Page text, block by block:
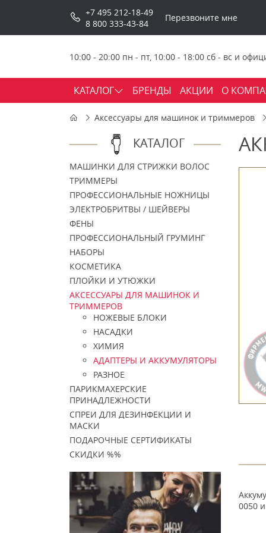
+7 495 212-18-49
8 800 333-43-84
Перезвоните мне
10:00 - 20:00 пн - пт, 10:00 - 18:00 сб - вс и
КАТАЛОГ БРЕНДЫ АКЦИИ О
Аксессуары для машинок и триммеров
КАТАЛОГ
МАШИНКИ ДЛЯ СТРИЖКИ ВОЛОС
ТРИММЕРЫ
ПРОФЕССИОНАЛЬНЫЕ НОЖНИЦЫ
ЭЛЕКТРОБРИТВЫ / ШЕЙВЕРЫ
ФЕНЫ
ПРОФЕССИОНАЛЬНЫЙ ГРУМИНГ
НАБОРЫ
КОСМЕТИКА
ПЛОЙКИ И УТЮЖКИ
АКСЕССУАРЫ ДЛЯ МАШИНОК И
ТРИММЕРОВ
НОЖЕВЫЕ БЛОКИ
НАСАДКИ
ХИМИЯ
АДАПТЕРЫ И АККУМУЛЯТОРЫ
РАЗНОЕ
ПАРИКМАХЕРСКИЕ
ПРИНАДЛЕЖНОСТИ
СПРЕИ ДЛЯ ДЕЗИНФЕКЦИИ И
МАСКИ
ПОДАРОЧНЫЕ СЕРТИФИКАТЫ
СКИДКИ %%
0050